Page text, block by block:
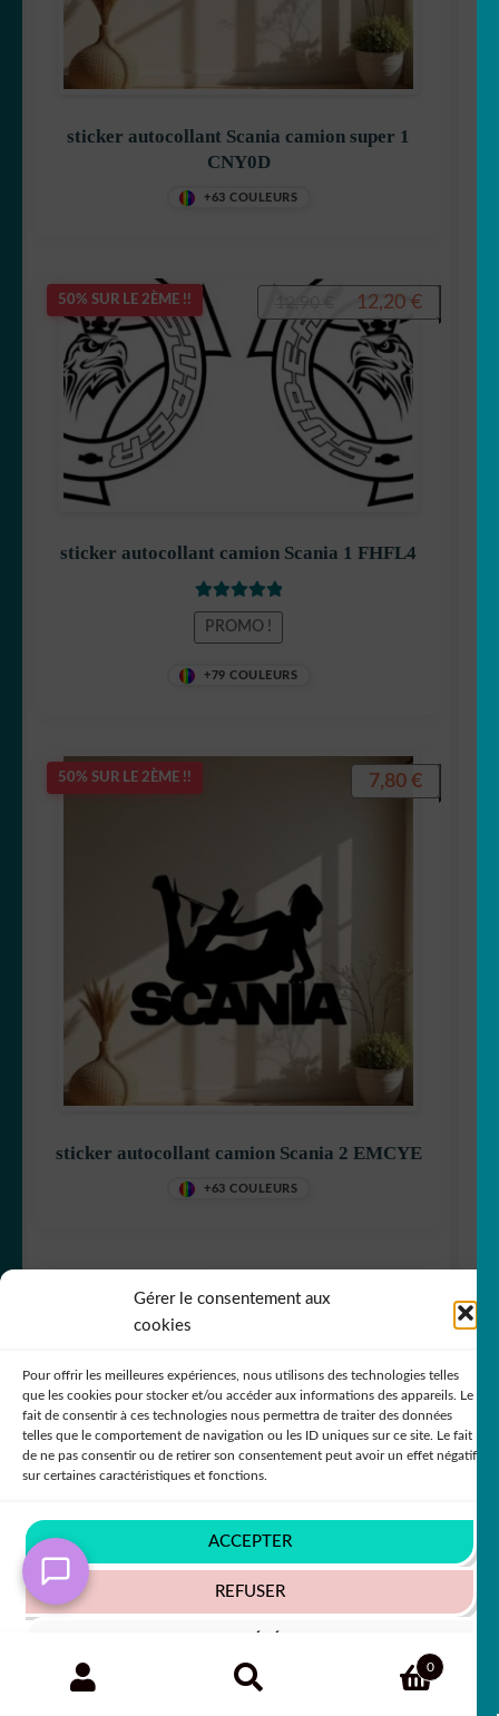
Gérer le consentement aux
cookies
Pour offrir les meilleures expériences, nous utilisons des technologies telles
que les cookies pour stocker et/ou accéder aux informations des appareils. Le
fait de consentir à ces technologies nous permettra de traiter des données
telles que le comportement de navigation ou les ID uniques sur ce site. Le fait
de ne pas consentir ou de retirer son consentement peut avoir un effet négatif
sur certaines caractéristiques et fonctions.
ACCEPTER
REFUSER
Politique de confidentialité
website is restructuring its languages - Afin de vous
donner un meilleur service, notre site restructure ses
langues
Ignorer
sticker autocollant Scania camion super 1
CNY0D
+63 COULEURS
50% SUR LE 2ÈME !!
sticker autocollant camion Scania 1 FHFL4
Note5sur 5
PROMO !
+79 COULEURS
Le
prix
initial
était :
12,90 €.
12,20 €Le
50% SUR LE 2ÈME !!
sticker autocollant camion Scania 2 EMCYE
+63 COULEURS
7,80 €
50% SUR LE 2ÈME !!
sticker autocollant camion Scania 1 6QTZ7
Recherche
RECHERCHE 0